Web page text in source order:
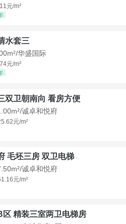
元/m²
水套三
华盛国际
元/m²
双卫朝南向 看房方便
诚卓和悦府
元/m²
毛坯三房 双卫电梯
诚卓和悦府
元/m²
区 精装三室两卫电梯房